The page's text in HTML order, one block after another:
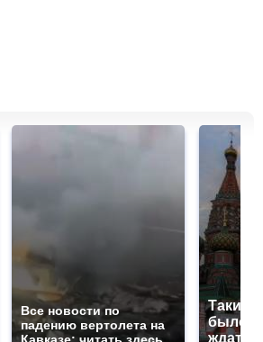
Все новости по
падению вертолета на
Таких
было с
ждать